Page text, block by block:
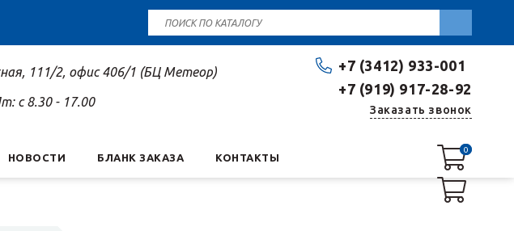
+7 (3412) 933-001
+7 (919) 917-28-92
Заказать звонок
111/2, офис 406/1 (БЦ Метеор)
c 8.30 - 17.00
НОВОСТИ БЛАНК ЗАКАЗА КОНТАКТЫ
0
0